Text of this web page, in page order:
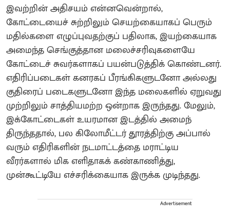
இவற்றின் அதிசயம் என்னவென்றால்,
கோட்டையைச் சுற்றிலும் செயற்கையாகப் பெரும்
மதில்களை எழுப்புவதற்குப் பதிலாக, இயற்கையாக
அமைந்த செங்குத்தான மலைச்சரிவுகளையே
கோட்டைச் சுவர்களாகப் பயன்படுத்திக் கொண்டனர்.
எதிரிப்படைகள் கனரகப் பீரங்கிகளுடனோ அல்லது
குதிரைப் படைகளுடனோ இந்த மலைகளில் ஏறுவது
முற்றிலும் சாத்தியமற்ற ஒன்றாக இருந்தது. மேலும்,
இக்கோட்டைகள் உயரமான இடத்தில் அமைந்
திருந்ததால், பல கிலோமீட்டர் தூரத்திற்கு அப்பால்
வரும் எதிரிகளின் நடமாட்டத்தை மராட்டிய
வீரர்களால் மிக எளிதாகக் கண்காணித்து,
முன்கூட்டியே எச்சரிக்கையாக இருக்க முடிந்தது.
Advertisement